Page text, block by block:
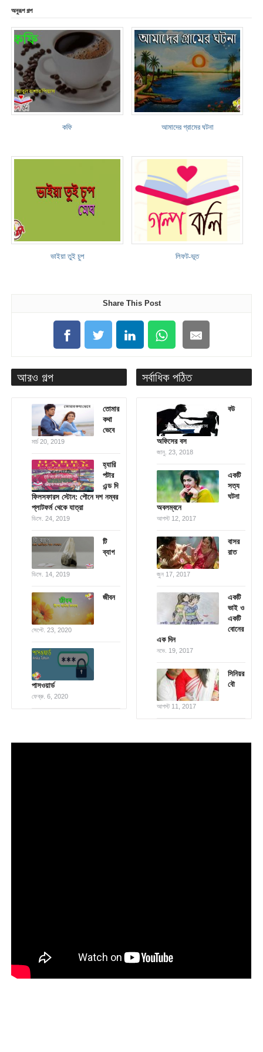
অনুরূপ গল্প
কফি আমাদের গ্রামের ঘটনা
ভাইয়া তুই চুপ লিফট-ভূত
Share This Post
আরও গল্প
তোমার
কথা
ভেবে
মার্চ 20, 2019
হ্যারি
পটার
এন্ড দি
ফিলসফারস স্টোন: পৌনে দশ নম্বর
প্লাটফর্ম থেকে যাত্রা
ডিসে. 24, 2019
টি
ব্যাগ
ডিসে. 14, 2019
জীবন
সেপ্টে. 23, 2020
পাসওয়ার্ড
ফেব্রু. 6, 2020
সর্বাধিক পঠিত
বউ
অফিসের বস
জানু. 23, 2018
একটি
সত্য
ঘটনা
অবলম্বনে
আগস্ট 12, 2017
বাসর
রাত
জুন 17, 2017
একটি
ভাই ও
একটি
বোনের
এক দিন
নভে. 19, 2017
সিনিয়র
বৌ
আগস্ট 11, 2017